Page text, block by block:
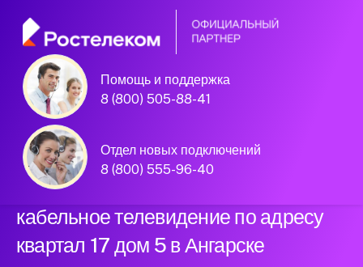
Помощь и поддержка
8 (800) 505-88-41
Отдел новых подключений
8 (800) 555-96-40
Официальный
партнер Ростелеком
Подключили новый интернет и
кабельное телевидение по адресу
квартал 17 дом 5 в Ангарске